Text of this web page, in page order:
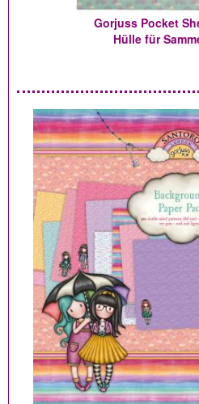
Gorjuss Pocket
Hülle für